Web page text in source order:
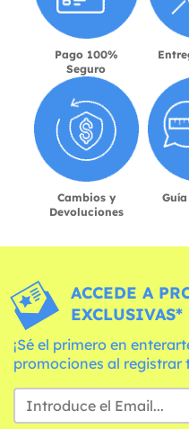
Pago 100%
Seguro
Cambios y
Devoluciones
ACCEDE A
EXCLUSIVAS*
¡Sé el primero en
promociones al registrar